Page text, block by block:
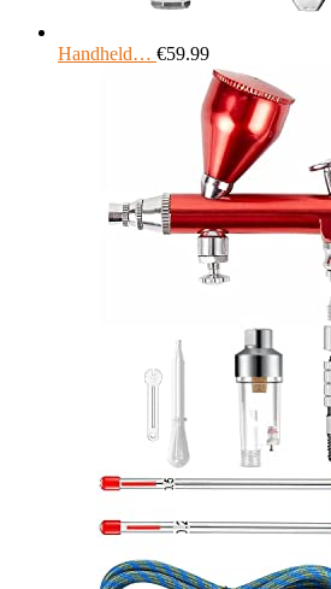
Handheld… €59.99